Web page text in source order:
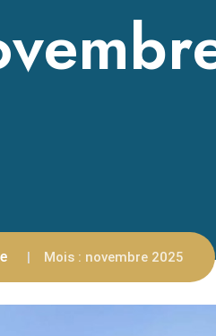
Mois : novembre 2025